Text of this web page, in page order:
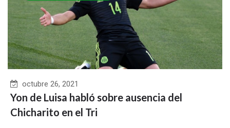
octubre 26, 2021
Yon de Luisa habló sobre ausencia del
Chicharito en el Tri